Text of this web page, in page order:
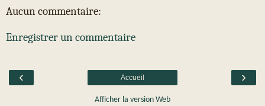
Aucun commentaire:
Enregistrer un commentaire
‹ ›
Accueil
Afficher la version Web